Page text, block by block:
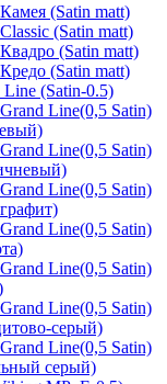
(Satin matt)
(Satin matt)
(Satin matt)
(Satin matt)
(Satin-0.5)
Line(0,5 Satin)
Line(0,5 Satin)
Line(0,5 Satin)
Line(0,5 Satin)
Line(0,5 Satin)
Line(0,5 Satin)
серый)
Line(0,5 Satin)
серый)